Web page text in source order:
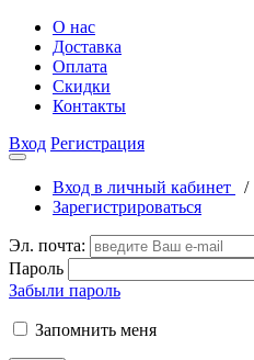
О нас
Доставка
Оплата
Скидки
Контакты
Вход Регистрация
Вход в личный кабинет
/
Зарегистрироваться
Эл. почта:
Пароль
Забыли пароль
Запомнить меня